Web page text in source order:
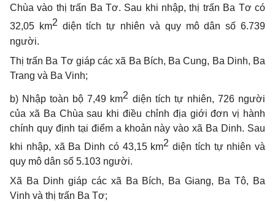
Chùa vào thị trấn Ba Tơ. Sau khi nhập, thị trấn Ba Tơ có
32,05 km2 diện tích tự nhiên và quy mô dân số 6.739
người.
Thị trấn Ba Tơ giáp các xã Ba Bích, Ba Cung, Ba Dinh, Ba
Trang và Ba Vinh;
b) Nhập toàn bộ 7,49 km2 diện tích tự nhiên, 726 người
của xã Ba Chùa sau khi điều chỉnh địa giới đơn vị hành
chính quy định tại điểm a khoản này vào xã Ba Dinh. Sau
khi nhập, xã Ba Dinh có 43,15 km2 diện tích tự nhiên và
quy mô dân số 5.103 người.
Xã Ba Dinh giáp các xã Ba Bích, Ba Giang, Ba Tô, Ba
Vinh và thị trấn Ba Tơ;